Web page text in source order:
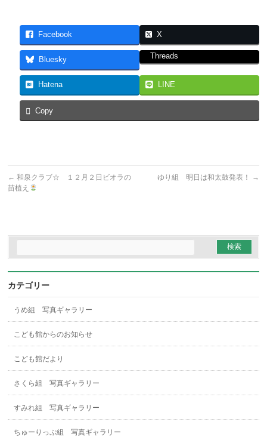
Facebook X
Bluesky Threads
Hatena LINE
Copy
← 和泉クラブ☆ １２月２日ビオラの
苗植え
ゆり組 明日は和太鼓発表！ →
カテゴリー
うめ組 写真ギャラリー
こども館からのお知らせ
こども館だより
さくら組 写真ギャラリー
すみれ組 写真ギャラリー
ちゅーりっぷ組 写真ギャラリー